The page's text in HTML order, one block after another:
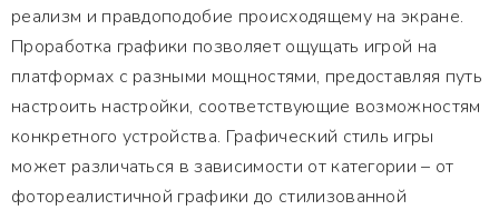
реализм и правдоподобие происходящему на экране.
Проработка графики позволяет ощущать игрой на
платформах с разными мощностями, предоставляя путь
настроить настройки, соответствующие возможностям
конкретного устройства. Графический стиль игры
может различаться в зависимости от категории – от
фотореалистичной графики до стилизованной